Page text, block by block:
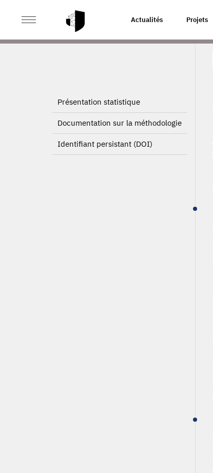
Actualités Projets
ACCUEIL PAGE PRODUIT
Présentation statistique
Documentation sur la méthodologie
Identifiant persistant (DOI)